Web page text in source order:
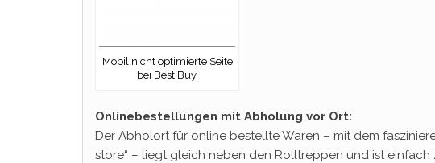
Mobil nicht optimierte Seite
bei Best Buy.
Onlinebestellungen mit Abholung vor Ort:
Der Abholort für online bestellte Waren – mit dem
store“ – liegt gleich neben den Rolltreppen und ist